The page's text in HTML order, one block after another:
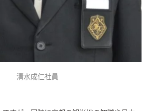
清水成仁社員